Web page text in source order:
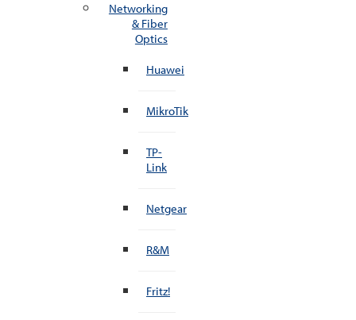
Networking
& Fiber
Optics
Huawei
MikroTik
TP-
Link
Netgear
R&M
Fritz!